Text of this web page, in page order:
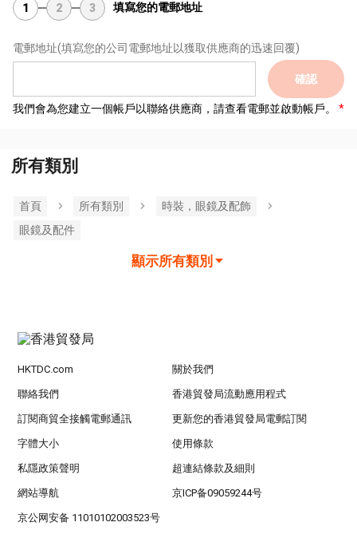
1 2 3 填寫您的電郵地址
電郵地址(填寫您的公司電郵地址以獲取供應商的迅速回覆)
確認
我們會為您建立一個帳戶以聯絡供應商，請查看電郵並啟動帳戶。
所有類別
首頁 所有類別
時裝，眼鏡及配飾
眼鏡及配件
顯示所有類別
HKTDC.com 關於我們
聯絡我們 香港貿發局流動應用程式
訂閱商貿全接觸電郵通訊 更新您的香港貿發局電郵訂閱
字體大小 使用條款
私隱政策聲明 超連結條款及細則
網站導航 京ICP备09059244号
京公网安备 11010102003523号